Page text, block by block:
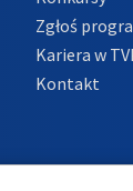
Zgłoś
Kariera w
Kontakt